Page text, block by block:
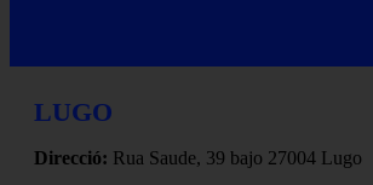
LUGO
Direcció: Rua Saude, 39 bajo 27004 Lugo